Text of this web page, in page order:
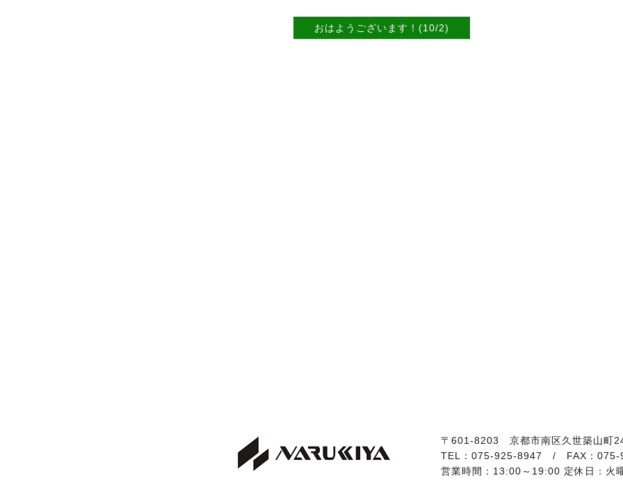
おはようございます！(10/2)
〒601-8203 京都市南区久世築山町
TEL： 075-925-8947 / FAX：
営業時間：13:00～19:00 定休日：火